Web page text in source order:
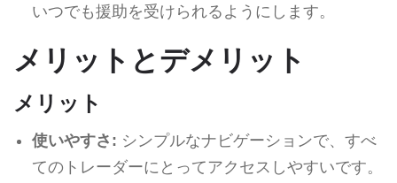
いつでも援助を受けられるようにします。
メリットとデメリット
メリット
使いやすさ: シンプルなナビゲーションで、すべ
てのトレーダーにとってアクセスしやすいです。